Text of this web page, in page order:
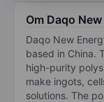
Om Daqo
Daqo New
based in China.
high-purity
make ingots,
solutions. The